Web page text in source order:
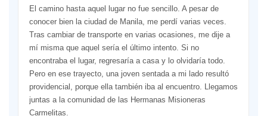
El camino hasta aquel lugar no fue sencillo. A pesar de
conocer bien la ciudad de Manila, me perdí varias veces.
Tras cambiar de transporte en varias ocasiones, me dije a
mí misma que aquel sería el último intento. Si no
encontraba el lugar, regresaría a casa y lo olvidaría todo.
Pero en ese trayecto, una joven sentada a mi lado resultó
providencial, porque ella también iba al encuentro. Llegamos
juntas a la comunidad de las Hermanas Misioneras
Carmelitas.